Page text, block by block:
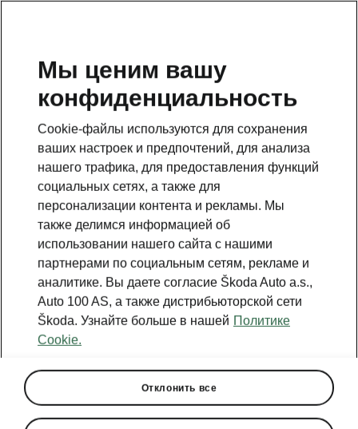
Мы ценим вашу
конфиденциальность
Cookie-файлы используются для сохранения
ваших настроек и предпочтений, для анализа
нашего трафика, для предоставления функций
социальных сетях, а также для
персонализации контента и рекламы. Мы
также делимся информацией об
использовании нашего сайта с нашими
партнерами по социальным сетям, рекламе и
аналитике. Вы даете согласие Škoda Auto a.s.,
Auto 100 AS, а также дистрибьюторской сети
Škoda. Узнайте больше в нашей Политике
Cookie.
Отклонить все